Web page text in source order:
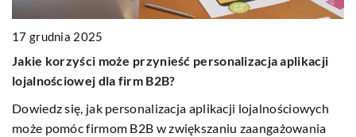
17 grudnia 2025
Jakie korzyści może przynieść personalizacja aplikacji
lojalnościowej dla firm B2B?
Dowiedz się, jak personalizacja aplikacji lojalnościowych
może pomóc firmom B2B w zwiększaniu zaangażowania